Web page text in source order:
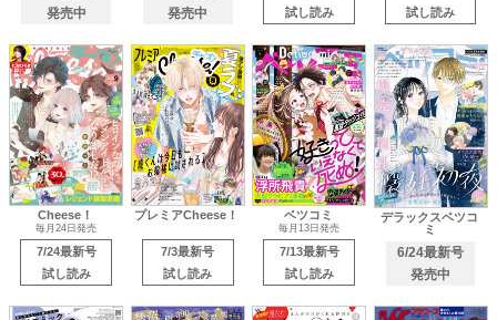
発売中
発売中
試し読み
試し読み
Cheese！
毎月24日発売
7/24最新号
試し読み
プレミアCheese！
7/3最新号
試し読み
ベツコミ
毎月13日発売
7/13最新号
試し読み
デラックスベツコ
ミ
6/24最新号
発売中